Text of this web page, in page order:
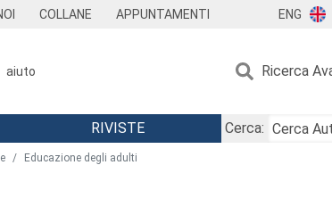
COLLANE APPUNTAMENTI ENG
aiuto Ricerca
RIVISTE
Cerca:
Educazione degli adulti